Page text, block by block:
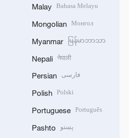
Malay Bahasa Melayu
Mongolian Монгол
Myanmar မြန်မာဘာသာ
Nepali नेपाली
Persian فارسی
Polish Polski
Portuguese Português
Pashto پښتو